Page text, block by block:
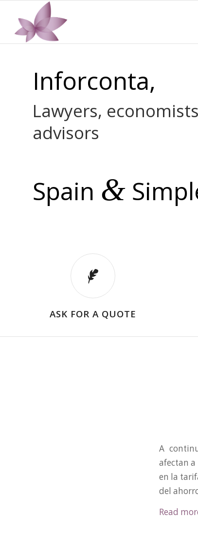
Inforconta,
Lawyers,
advisors
Spain &
ASK FOR A QUOTE
A
afectan a
en la
del
Read